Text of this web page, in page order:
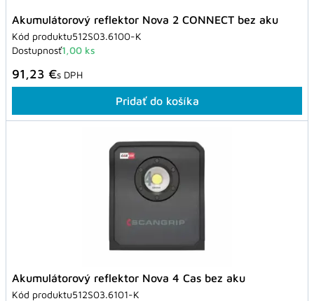
Akumulátorový reflektor Nova 2 CONNECT bez aku
Kód produktu512S03.6100-K
Dostupnosť1,00 ks
91,23 €s DPH
Pridať do košíka
Akumulátorový reflektor Nova 4 Cas bez aku
Kód produktu512S03.6101-K